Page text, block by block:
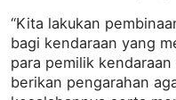
“Kita lakukan
bagi kendaraan yang
para pemilik
berikan pengarahan